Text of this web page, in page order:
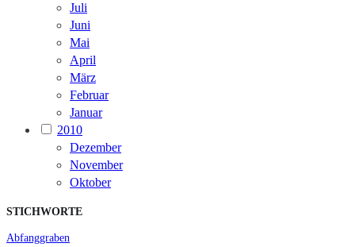
Juli
Juni
Mai
April
März
Februar
Januar
2010
Dezember
November
Oktober
STICHWORTE
Abfanggraben